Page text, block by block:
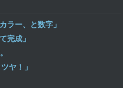
ラー、と数字」
完成」
ヤ！」